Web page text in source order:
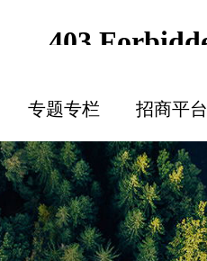
专题专栏 招商平台